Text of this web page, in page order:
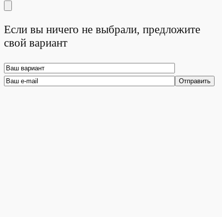
Если вы ничего не выбрали, предложите
свой вариант